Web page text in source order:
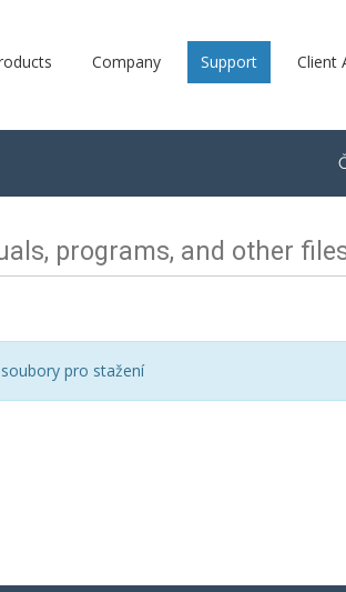
Company Support Client
programs, and other
pro stažení